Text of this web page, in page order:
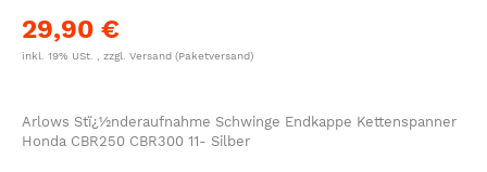
29,90 €
inkl. 19% USt. , zzgl. Versand (Paketversand)
Arlows Stï¿½nderaufnahme Schwinge Endkappe Kettenspanner
Honda CBR250 CBR300 11- Silber